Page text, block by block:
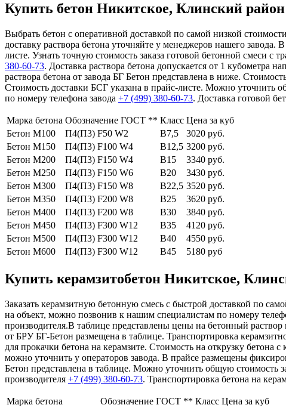
Купить бетон Никитское, Клинский район
Выбрать бетон с оперативной доставкой по самой низкой
доставку раствора бетона уточняйте у менеджеров нашего
листе. Узнать точную стоимость заказа готовой бетонной смеси
380-60-73. Доставка раствора бетона допускается от 1 кубометра
раствора бетона от завода БГ Бетон представлена в ниже.
Стоимость доставки БСГ указана в прайс-листе. Можно уточнить
по номеру телефона завода +7 (499) 380-60-73. Доставка готовой
Марка бетона Обозначение ГОСТ ** Класс Цена за куб
Бетон М100
П4(П3) F50 W2 В7,5
3020 руб.
Бетон М150
П4(П3) F100 W4 В12,5 3200 руб.
Бетон М200
П4(П3) F150 W4 В15
3340 руб.
Бетон М250
П4(П3) F150 W6 В20
3430 руб.
Бетон М300
П4(П3) F150 W8 В22,5 3520 руб.
Бетон М350
П4(П3) F200 W8 В25
3620 руб.
Бетон М400
П4(П3) F200 W8 В30
3840 руб.
Бетон М450
П4(П3) F300 W12 В35
4120 руб.
Бетон М500
П4(П3) F300 W12 В40
4550 руб.
Бетон М600
П4(П3) F300 W12 В45 5180 руб
Купить керамзитобетон Никитское,
Заказать керамзитную бетонную смесь с быстрой доставкой по
на объект, можно позвонив к нашим специалистам по номеру
производителя.В таблице представлены цены на бетонный раствор
от БРУ БГ-Бетон размещена в таблице. Транспортировка
для прокачки бетона на керамзите. Стоимость на открузку
можно уточнить у операторов завода. В прайсе размещены
Бетон представлена в таблице. Можно уточнить общую стоимость
производителя +7 (499) 380-60-73. Транспортировка бетона на
Марка бетона Обозначение ГОСТ ** Класс Цена за куб